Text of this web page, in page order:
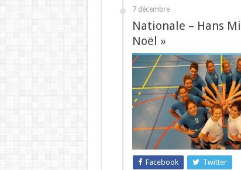
7 décembre
Nationale – Hans
Noël »
Facebook Twitter